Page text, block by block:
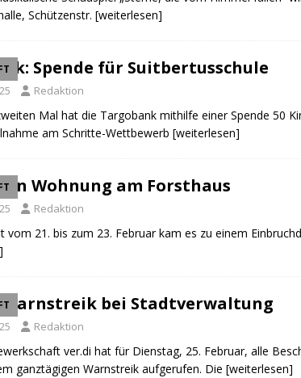
Schützenstr. [weiterlesen]
Spende für Suitbertusschule
Redaktion
Mal hat die Targobank mithilfe einer Spende 50
am Schritte-Wettbewerb [weiterlesen]
in Wohnung am Forsthaus
Redaktion
vom 21. bis zum 23. Februar kam es zu einem
bei Stadtverwaltung
Redaktion
ver.di hat für Dienstag, 25. Februar, alle
ganztägigen Warnstreik aufgerufen. Die [weiterlesen]